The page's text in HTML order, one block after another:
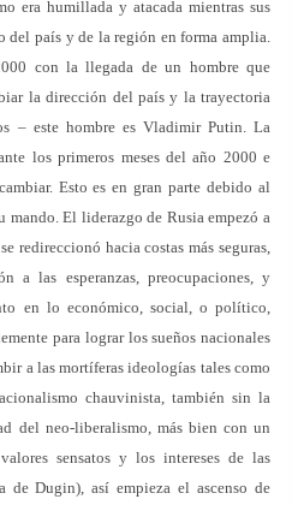
era humillada y atacada mientras sus
del país y de la región en forma amplia.
con la llegada de un hombre que
la dirección del país y la trayectoria
– este hombre es Vladimir Putin. La
los primeros meses del año 2000 e
Esto es en gran parte debido al
mando. El liderazgo de Rusia empezó a
redireccionó hacia costas más seguras,
a las esperanzas, preocupaciones, y
en lo económico, social, o político,
para lograr los sueños nacionales
a las mortíferas ideologías tales como
chauvinista, también sin la
del neo-liberalismo, más bien con un
sensatos y los intereses de las
de Dugin), así empieza el ascenso de